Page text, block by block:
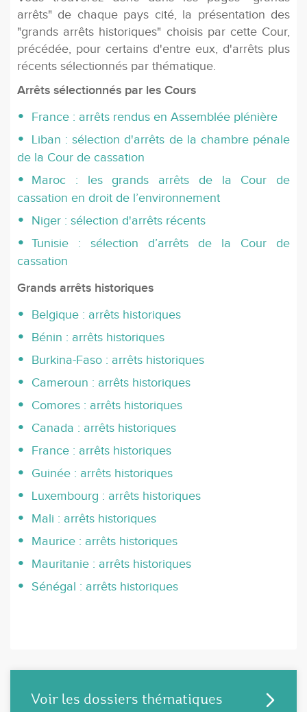
arrêts" de chaque pays cité, la présentation des
"grands arrêts historiques" choisis par cette Cour,
précédée, pour certains d'entre eux, d'arrêts plus
récents sélectionnés par thématique.
Arrêts sélectionnés par les Cours
France : arrêts rendus en Assemblée plénière
Liban : sélection d'arrêts de la chambre pénale
de la Cour de cassation
Maroc : les grands arrêts de la Cour de
cassation en droit de l’environnement
Niger : sélection d'arrêts récents
Tunisie : sélection d’arrêts de la Cour de
cassation
Grands arrêts historiques
Belgique : arrêts historiques
Bénin : arrêts historiques
Burkina-Faso : arrêts historiques
Cameroun : arrêts historiques
Comores : arrêts historiques
Canada : arrêts historiques
France : arrêts historiques
Guinée : arrêts historiques
Luxembourg : arrêts historiques
Mali : arrêts historiques
Maurice : arrêts historiques
Mauritanie : arrêts historiques
Sénégal : arrêts historiques
Voir les dossiers thématiques